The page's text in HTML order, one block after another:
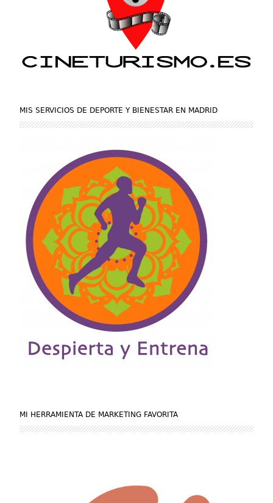
MIS SERVICIOS DE DEPORTE Y BIENESTAR EN MADRID
MI HERRAMIENTA DE MARKETING FAVORITA